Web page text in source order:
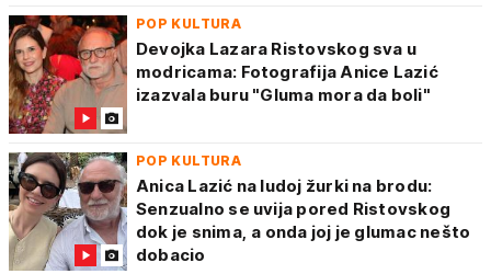
POP KULTURA
Devojka Lazara Ristovskog sva u
modricama: Fotografija Anice Lazić
izazvala buru "Gluma mora da boli"
POP KULTURA
Anica Lazić na ludoj žurki na brodu:
Senzualno se uvija pored Ristovskog
dok je snima, a onda joj je glumac nešto
dobacio